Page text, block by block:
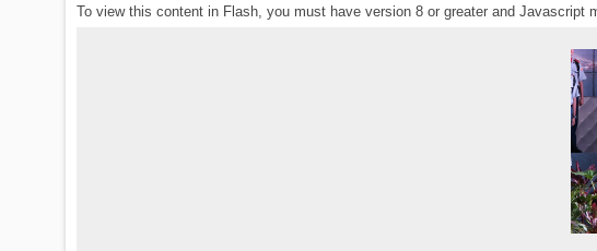
To view this content in Flash, you must have version 8 or greater and Javascript